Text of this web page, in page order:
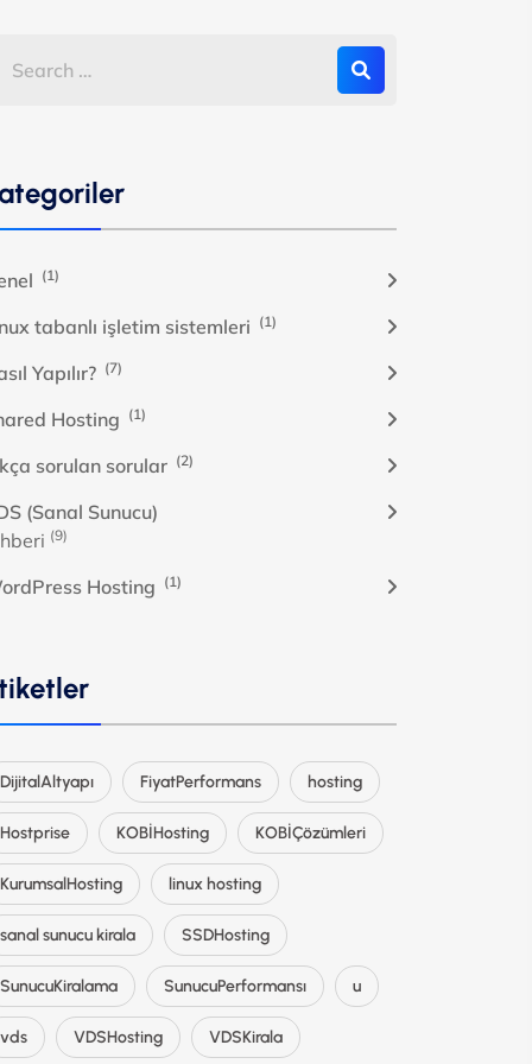
(1)
tabanlı işletim sistemleri (1)
Yapılır? (7)
Hosting (1)
sorulan sorular (2)
(Sanal Sunucu)
(9)
Hosting (1)
DijitalAltyapı FiyatPerformans hosting
Hostprise KOBİHosting KOBİÇözümleri
KurumsalHosting linux hosting
sanal sunucu kirala SSDHosting
SunucuKiralama SunucuPerformansı u
vds VDSHosting VDSKirala